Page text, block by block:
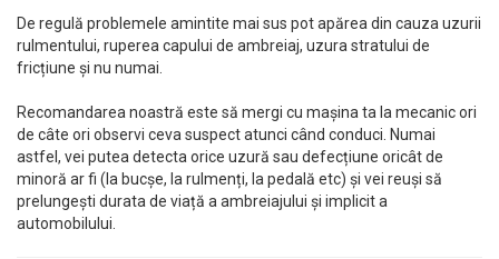
De regulă problemele amintite mai sus pot apărea din cauza uzurii
rulmentului, ruperea capului de ambreiaj, uzura stratului de
fricțiune și nu numai.
Recomandarea noastră este să mergi cu mașina ta la mecanic ori
de câte ori observi ceva suspect atunci când conduci. Numai
astfel, vei putea detecta orice uzură sau defecțiune oricât de
minoră ar fi (la bucșe, la rulmenți, la pedală etc) și vei reuși să
prelungești durata de viață a ambreiajului și implicit a
automobilului.